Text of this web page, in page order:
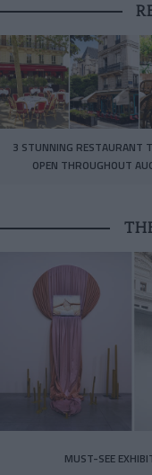
3 STUNNING RESTAURANT
OPEN THROUGHOUT
MUST-SEE